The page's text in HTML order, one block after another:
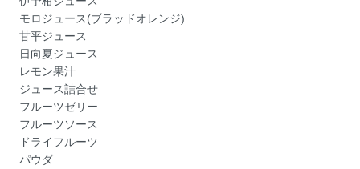
モロジュース(ブラッドオレンジ)
甘平ジュース
日向夏ジュース
レモン果汁
ジュース詰合せ
フルーツゼリー
フルーツソース
ドライフルーツ
パウダ